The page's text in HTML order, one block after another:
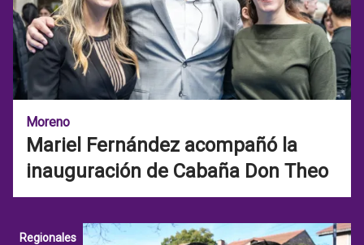
Moreno
Mariel Fernández acompañó la
inauguración de Cabaña Don Theo
Regionales